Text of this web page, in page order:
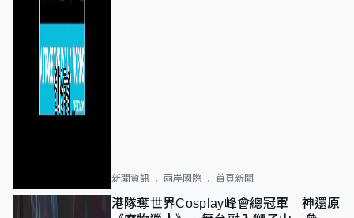
新聞資訊 兩岸國際 首頁新聞
港隊奪世界Cosplay峰會總冠軍 神還原